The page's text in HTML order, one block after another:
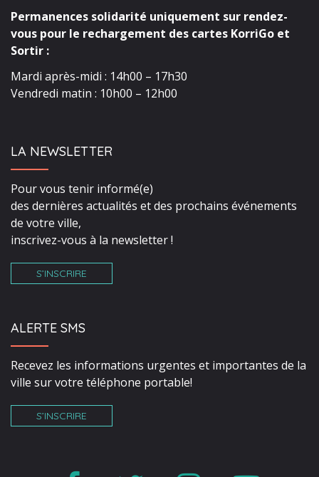
Permanences solidarité uniquement sur rendez-
vous pour le rechargement des cartes KorriGo et
Sortir :
Mardi après-midi : 14h00 – 17h30
Vendredi matin : 10h00 – 12h00
LA NEWSLETTER
Pour vous tenir informé(e)
des dernières actualités et des prochains événements
de votre ville,
inscrivez-vous à la newsletter !
S’INSCRIRE
ALERTE SMS
Recevez les informations urgentes et importantes de la
ville sur votre téléphone portable!
S’INSCRIRE